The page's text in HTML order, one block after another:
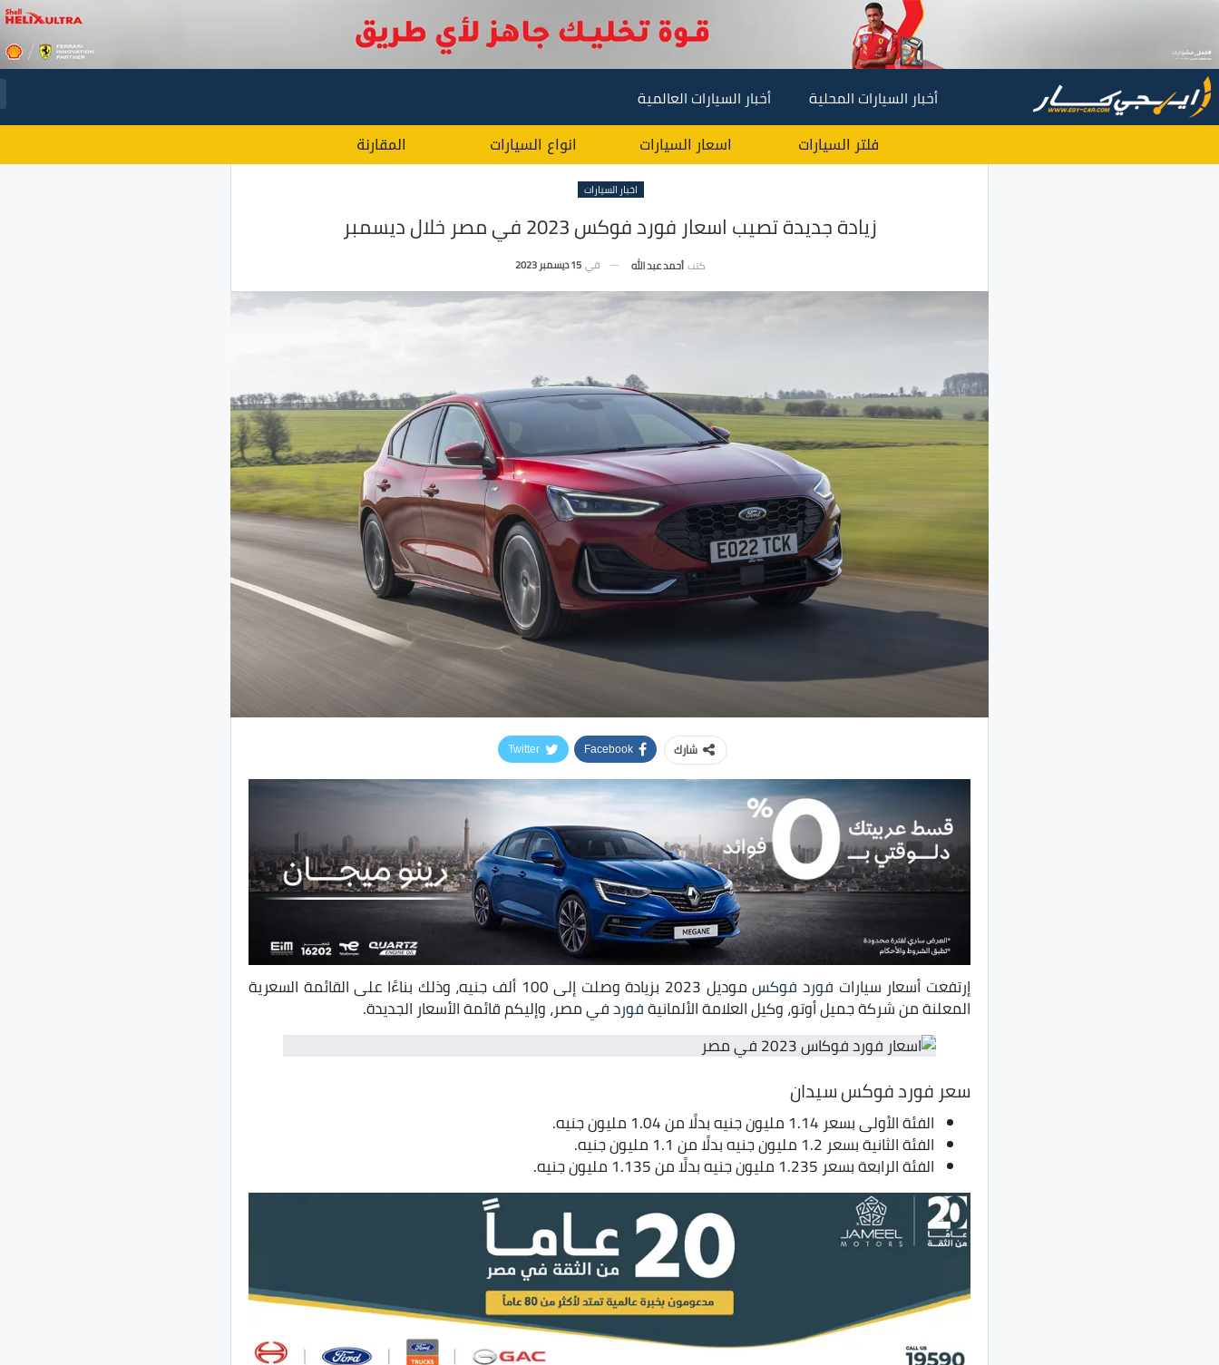
أخبار السيارات المحلية أخبار السيارات العالمية
فلتر السيارات اسعار السيارات انواع السيارات المقارنة
اخبار السيارات
زيادة جديدة تصيب اسعار فورد فوكس 2023 في مصر خلال ديسمبر
كتب أحمد عبد الله في 15 ديسمبر 2023
شارك Facebook
Twitter
إرتفعت أسعار سيارات فورد فوكس موديل 2023 بزيادة وصلت إلى 100 ألف جنيه، وذلك بناءًا على القائمة السعرية
المعلنة من شركة جميل أوتو، وكيل العلامة الألمانيةفوردفي مصر، وإليكم قائمة الأسعار الجديدة.
سعر فورد فوكس سيدان
الفئة الأولى بسعر 1.14 مليون جنيه بدلًا من 1.04 مليون جنيه.
الفئة الثانية بسعر 1.2 مليون جنيه بدلًا من 1.1 مليون جنيه.
الفئة الرابعة بسعر 1.235 مليون جنيه بدلًا من 1.135 مليون جنيه.